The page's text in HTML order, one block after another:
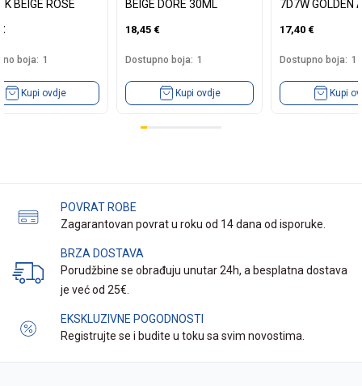
BEIGE ROSE
€
boja: 1
Kupi ovdje
BEIGE DORE 30ML
18,45 €
Dostupno boja: 1
Kupi ovdje
7D7W GOLDEN
17,40 €
Dostupno boja: 1
Kupi
POVRAT ROBE
Zagarantovan povrat u roku od 14 dana od isporuke.
BRZA DOSTAVA
Porudžbine se obrađuju unutar 24h, a besplatna dostava
je već od 25€.
EKSKLUZIVNE POGODNOSTI
Registrujte se i budite u toku sa svim novostima.